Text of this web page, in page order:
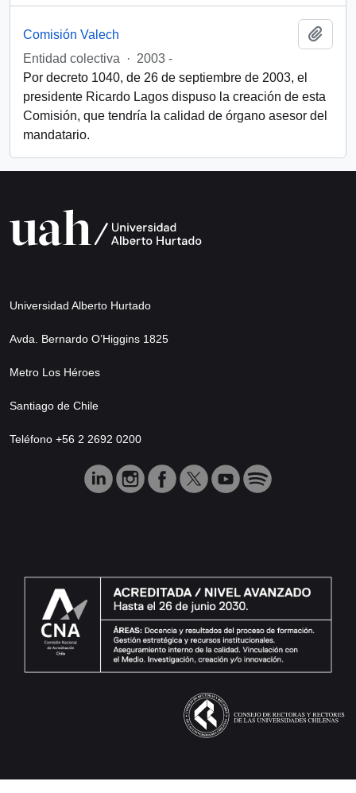
Comisión Valech
Entidad colectiva
· 2003 -
Por decreto 1040, de 26 de septiembre de 2003, el
presidente Ricardo Lagos dispuso la creación de esta
Comisión, que tendría la calidad de órgano asesor del
mandatario.
Universidad Alberto Hurtado
Avda. Bernardo O’Higgins 1825
Metro Los Héroes
Santiago de Chile
Teléfono +56 2 2692 0200